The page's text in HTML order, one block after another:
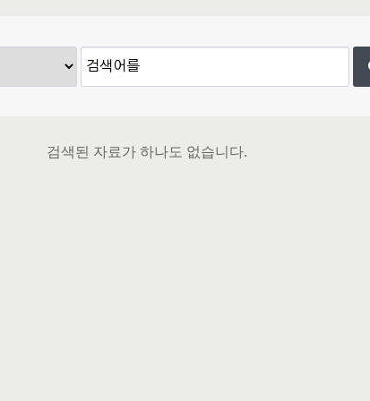
검색된 자료가 하나도 없습니다.